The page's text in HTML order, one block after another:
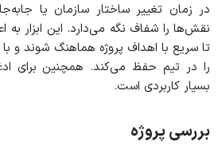
نقش‌ها را شفاف نگه می‌دارد. این ابزار
تا سریع با اهداف پروژه هماهنگ شوند و
را در تیم حفظ می‌کند. همچنین برای
بسیار کاربردی است.
بررسی پروژه